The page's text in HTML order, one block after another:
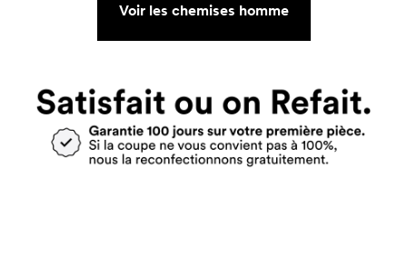
Voir les chemises homme